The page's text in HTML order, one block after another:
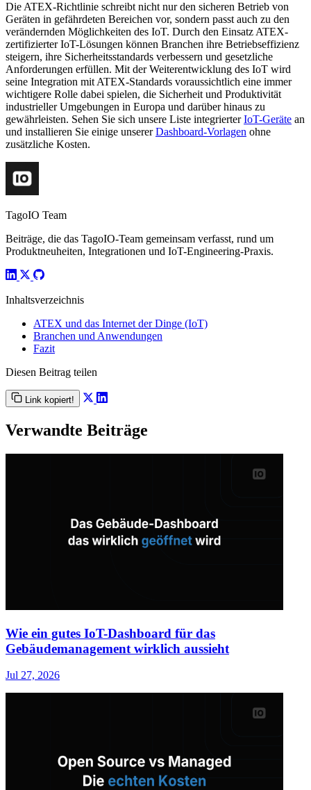
Die ATEX-Richtlinie schreibt nicht nur den sicheren Betrieb von
Geräten in gefährdeten Bereichen vor, sondern passt auch zu den
verändernden Möglichkeiten des IoT. Durch den Einsatz ATEX-
zertifizierter IoT-Lösungen können Branchen ihre Betriebseffizienz
steigern, ihre Sicherheitsstandards verbessern und gesetzliche
Anforderungen erfüllen. Mit der Weiterentwicklung des IoT wird
seine Integration mit ATEX-Standards voraussichtlich eine immer
wichtigere Rolle dabei spielen, die Sicherheit und Produktivität
industrieller Umgebungen in Europa und darüber hinaus zu
gewährleisten. Sehen Sie sich unsere Liste integrierterIoT-Geräte an
und installieren Sie einige unsererDashboard-Vorlagen ohne
zusätzliche Kosten.
TagoIO Team
Beiträge, die das TagoIO-Team gemeinsam verfasst, rund um
Produktneuheiten, Integrationen und IoT-Engineering-Praxis.
Inhaltsverzeichnis
ATEX und das Internet der Dinge (IoT)
Branchen und Anwendungen
Fazit
Diesen Beitrag teilen
Link kopiert!
Verwandte Beiträge
Wie ein gutes IoT-Dashboard für das
Gebäudemanagement wirklich aussieht
Jul 27, 2026